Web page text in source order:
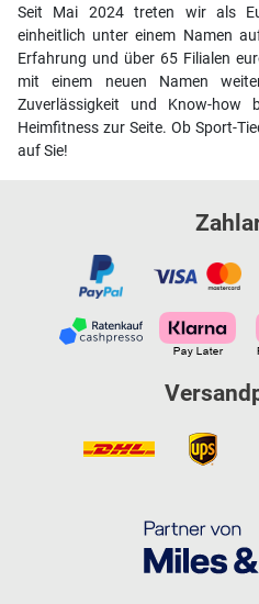
Seit Mai 2024 treten wir als
einheitlich unter einem Namen
Erfahrung und über 65 Filialen
mit einem neuen Namen
Zuverlässigkeit und Know-how
Heimfitness zur Seite. Ob Sport-
auf Sie!